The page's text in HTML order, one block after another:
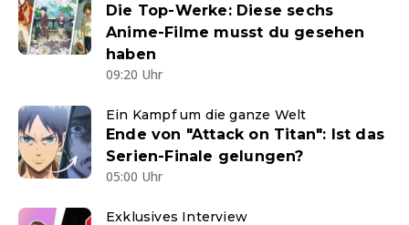
Die Top-Werke: Diese sechs
Anime-Filme musst du gesehen
haben
09:20 Uhr
Ein Kampf um die ganze Welt
Ende von "Attack on Titan": Ist das
Serien-Finale gelungen?
05:00 Uhr
Exklusives Interview